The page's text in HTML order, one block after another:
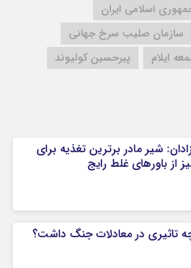
اسلامی ایران
سازمان صلیب سرخ جهانی
ایلام
پیرحسین کولیوند
شیر مادر برترین تغذیه برای
از باورهای غلط رایج
نصر ۲ چه تاثیری در معادلات جنگ داشت؟